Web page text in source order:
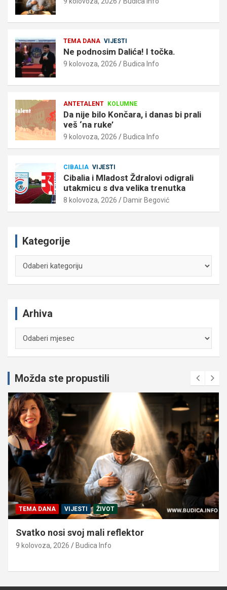
TEMA DANA VIJESTI
Ne podnosim Dalića! I točka.
9 kolovoza, 2026 Budica Info
ANTETALENT KOLUMNE
Da nije bilo Končara, i danas bi prali
veš ‘na ruke’
9 kolovoza, 2026 Budica Info
CIBALIA VIJESTI
Cibalia i Mladost Ždralovi odigrali
utakmicu s dva velika trenutka
8 kolovoza, 2026 Damir Begović
Kategorije
Arhiva
Možda ste propustili
TEMA DANA VIJESTI ŽIVOT
Svatko nosi svoj mali reflektor
9 kolovoza, 2026 Budica Info